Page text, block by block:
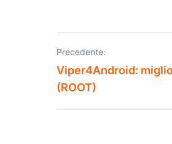
Navigazione
articoli
Precedente:
Viper4Android:
(ROOT)